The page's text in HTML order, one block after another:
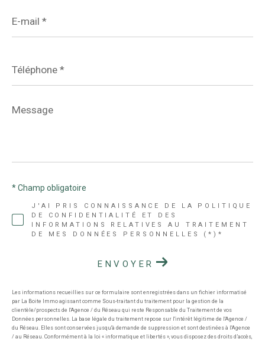
mail
*
*
Message
*
J'AI PRIS CONNAISSANCE DE LA POLITIQUE
DE CONFIDENTIALITÉ ET DES
INFORMATIONS RELATIVES AU TRAITEMENT
DE MES DONNÉES PERSONNELLES (*)*
* Champ obligatoire
ENVOYER
Les informations recueillies sur ce formulaire sont enregistrées dans un fichier informatisé
par La Boite Immo agissant comme Sous-traitant du traitement pour la gestion de la
clientèle/prospects de l'Agence / du Réseau qui reste Responsable du Traitement de vos
Données personnelles. La base légale du traitement repose sur l'intérêt légitime de l'Agence /
du Réseau. Elles sont conservées jusqu'à demande de suppression et sont destinées à l'Agence
/ au Réseau. Conformément à la loi « informatique et libertés », vous disposez des droits d’accès,